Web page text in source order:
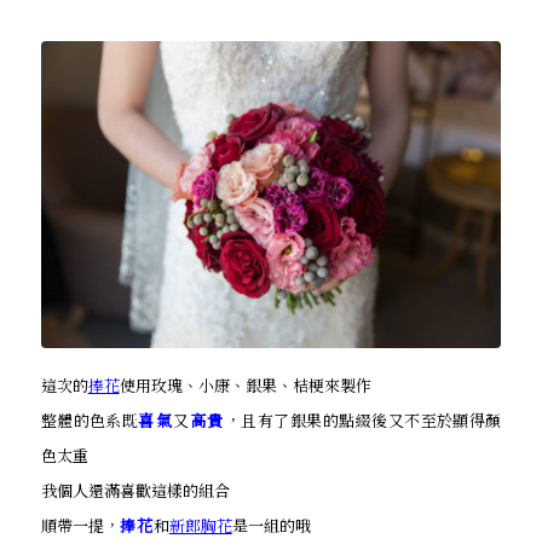
這次的捧花使用玫瑰、小康、銀果、桔梗來製作
整體的色系既喜氣又 高貴 ，且有了銀果的點綴後又不至於顯得顏
色太重
我個人還滿喜歡這樣的組合
順帶一提， 捧花和新郎胸花是一組的哦